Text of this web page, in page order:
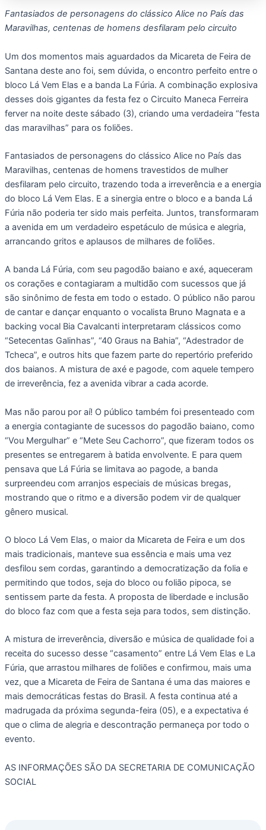
Fantasiados de personagens do clássico Alice no País das
Maravilhas, centenas de homens desfilaram pelo circuito
Um dos momentos mais aguardados da Micareta de Feira de
Santana deste ano foi, sem dúvida, o encontro perfeito entre o
bloco Lá Vem Elas e a banda La Fúria. A combinação explosiva
desses dois gigantes da festa fez o Circuito Maneca Ferreira
ferver na noite deste sábado (3), criando uma verdadeira “festa
das maravilhas” para os foliões.
Fantasiados de personagens do clássico Alice no País das
Maravilhas, centenas de homens travestidos de mulher
desfilaram pelo circuito, trazendo toda a irreverência e a energia
do bloco Lá Vem Elas. E a sinergia entre o bloco e a banda Lá
Fúria não poderia ter sido mais perfeita. Juntos, transformaram
a avenida em um verdadeiro espetáculo de música e alegria,
arrancando gritos e aplausos de milhares de foliões.
A banda Lá Fúria, com seu pagodão baiano e axé, aqueceram
os corações e contagiaram a multidão com sucessos que já
são sinônimo de festa em todo o estado. O público não parou
de cantar e dançar enquanto o vocalista Bruno Magnata e a
backing vocal Bia Cavalcanti interpretaram clássicos como
“Setecentas Galinhas”, “40 Graus na Bahia”, “Adestrador de
Tcheca”, e outros hits que fazem parte do repertório preferido
dos baianos. A mistura de axé e pagode, com aquele tempero
de irreverência, fez a avenida vibrar a cada acorde.
Mas não parou por aí! O público também foi presenteado com
a energia contagiante de sucessos do pagodão baiano, como
“Vou Mergulhar” e “Mete Seu Cachorro”, que fizeram todos os
presentes se entregarem à batida envolvente. E para quem
pensava que Lá Fúria se limitava ao pagode, a banda
surpreendeu com arranjos especiais de músicas bregas,
mostrando que o ritmo e a diversão podem vir de qualquer
gênero musical.
O bloco Lá Vem Elas, o maior da Micareta de Feira e um dos
mais tradicionais, manteve sua essência e mais uma vez
desfilou sem cordas, garantindo a democratização da folia e
permitindo que todos, seja do bloco ou folião pipoca, se
sentissem parte da festa. A proposta de liberdade e inclusão
do bloco faz com que a festa seja para todos, sem distinção.
A mistura de irreverência, diversão e música de qualidade foi a
receita do sucesso desse “casamento” entre Lá Vem Elas e La
Fúria, que arrastou milhares de foliões e confirmou, mais uma
vez, que a Micareta de Feira de Santana é uma das maiores e
mais democráticas festas do Brasil. A festa continua até a
madrugada da próxima segunda-feira (05), e a expectativa é
que o clima de alegria e descontração permaneça por todo o
evento.
AS INFORMAÇÕES SÃO DA SECRETARIA DE COMUNICAÇÃO
SOCIAL